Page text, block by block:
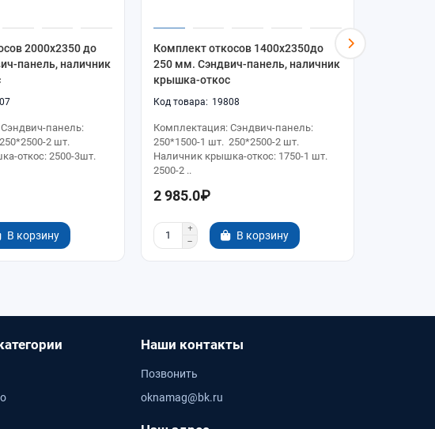
2000x2350 до
панель, наличник
панель:
2 шт.
откос: 2500-3шт.
В корзину
Комплект откосов 1400x2350до
250 мм. Сэндвич-панель, наличник
крышка-откос
19808
Комплектация: Сэндвич-панель:
250*1500-1 шт. 250*2500-2 шт.
Наличник крышка-откос: 1750-1 шт.
2500-2 ..
2 985.0₽
В корзину
Наши контакты
Позвонить
oknamag@bk.ru